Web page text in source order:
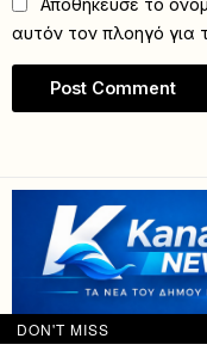
Αποθήκευσε το
αυτόν τον πλοηγό για
DON'T MISS